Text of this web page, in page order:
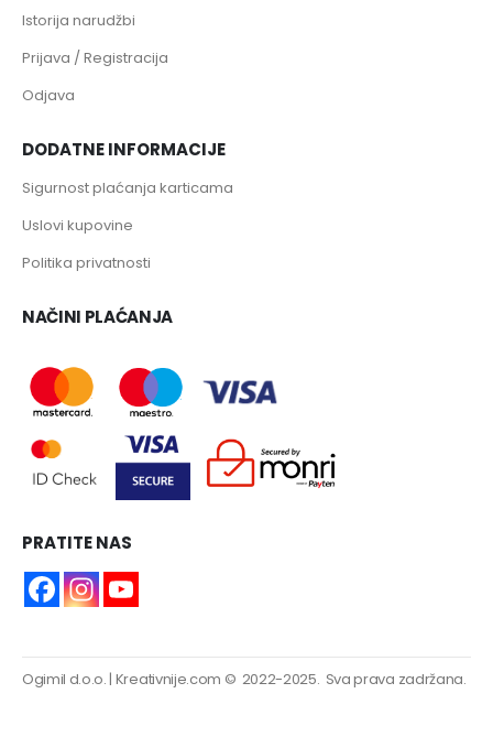
Istorija narudžbi
Prijava / Registracija
Odjava
DODATNE INFORMACIJE
Sigurnost plaćanja karticama
Uslovi kupovine
Politika privatnosti
NAČINI PLAĆANJA
PRATITE NAS
Ogimil d.o.o.| Kreativnije.com © 2022-2025. Sva prava zadržana.